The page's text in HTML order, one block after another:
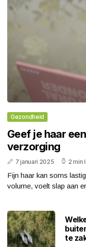
Gezondheid
Geef je haar
verzorging
7 januari 2025 2 min
Fijn haar kan soms
volume, voelt slap aan
te